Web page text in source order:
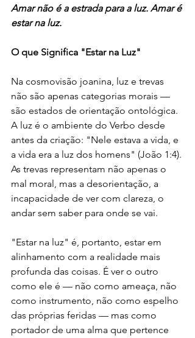
Amar não é a estrada para a luz. Amar é
estar na luz.
O que Significa "Estar na Luz"
Na cosmovisão joanina, luz e trevas
não são apenas categorias morais —
são estados de orientação ontológica.
A luz é o ambiente do Verbo desde
antes da criação: "Nele estava a vida, e
a vida era a luz dos homens" (João 1:4).
As trevas representam não apenas o
mal moral, mas a desorientação, a
incapacidade de ver com clareza, o
andar sem saber para onde se vai.
"Estar na luz" é, portanto, estar em
alinhamento com a realidade mais
profunda das coisas. É ver o outro
como ele é — não como ameaça, não
como instrumento, não como espelho
das próprias feridas — mas como
portador de uma alma que pertence